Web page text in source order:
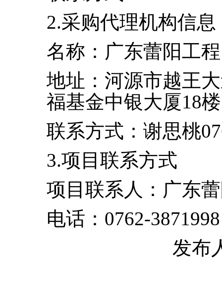
2.采购代理机构信息
名称：广东蕾阳工
地址：河源市越王
福基金中银大厦18楼
联系方式： 谢思桃
3.项目联系方式
项目联系人： 广东
电话： 0762-3871998
发布